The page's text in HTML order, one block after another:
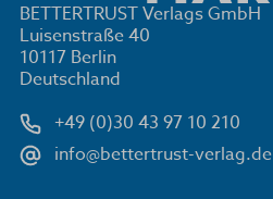
BETTERTRUST Verlags GmbH
Luisenstraße 40
10117 Berlin
Deutschland
+49 (0)30 43 97 10 210
info@bettertrust-verlag.de